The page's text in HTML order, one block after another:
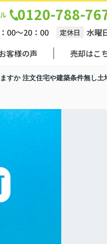
0120-788-
00～20：00 定休日
水曜
客様の声 売却はこ
すか 注文住宅や建築条件無し土